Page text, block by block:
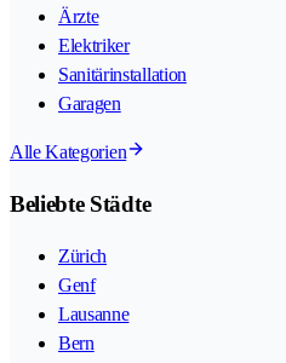
Ärzte
Elektriker
Sanitärinstallation
Garagen
Alle Kategorien
Beliebte Städte
Zürich
Genf
Lausanne
Bern